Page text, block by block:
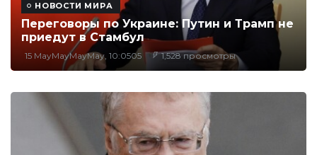
НОВОСТИ МИРА
Переговоры по Украине: Путин и Трамп не
приедут в Стамбул
15 MayMayMayMay, 10:0505 1,528 просмотры